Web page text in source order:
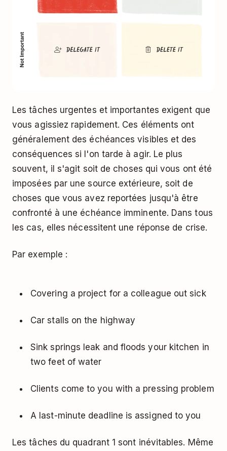
Les tâches urgentes et importantes exigent que
vous agissiez rapidement. Ces éléments ont
généralement des échéances visibles et des
conséquences si l'on tarde à agir. Le plus
souvent, il s'agit soit de choses qui vous ont été
imposées par une source extérieure, soit de
choses que vous avez reportées jusqu'à être
confronté à une échéance imminente. Dans tous
les cas, elles nécessitent une réponse de crise.
Par exemple :
Covering a project for a colleague out sick
Car stalls on the highway
Sink springs leak and floods your kitchen in
two feet of water
Clients come to you with a pressing problem
A last-minute deadline is assigned to you
Les tâches du quadrant 1 sont inévitables. Même